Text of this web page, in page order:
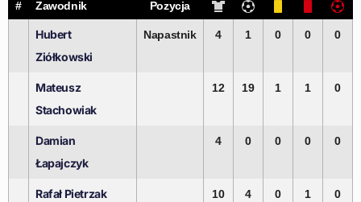
# Zawodnik Pozycja
Hubert
Ziółkowski
Napastnik 4 1 0 0 0
Mateusz
Stachowiak
12 19 1 1 0
Damian
Łapajczyk
4 0 0 0 0
Rafał Pietrzak 10 4 0 1 0